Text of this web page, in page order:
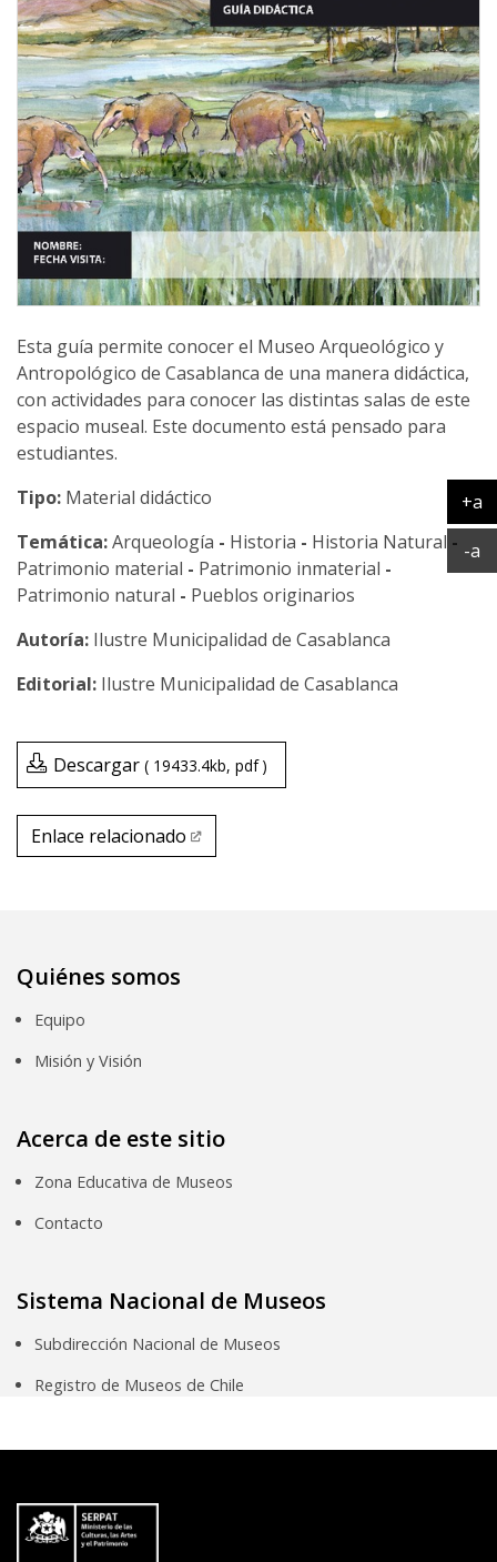
Esta guía permite conocer el Museo Arqueológico y
Antropológico de Casablanca de una manera didáctica,
con actividades para conocer las distintas salas de este
espacio museal. Este documento está pensado para
estudiantes.
Tipo: Material didáctico
Temática:Arqueología - Historia - Historia Natural -
Patrimonio material - Patrimonio inmaterial -
Patrimonio natural - Pueblos originarios
Ilustre Municipalidad de Casablanca
Ilustre Municipalidad de Casablanca
Descargar 19433.4kb pdf
Enlace relacionado Enlace relacionado
Quiénes somos
Equipo
Misión y Visión
Acerca de este sitio
Zona Educativa de Museos
Contacto
Sistema Nacional de Museos
Subdirección Nacional de Museos
Registro de Museos de Chile
+a
-a